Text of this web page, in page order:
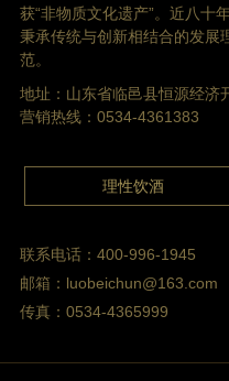
获“非物质文化遗产”。近八十
秉承传统与创新相结合的发展
范。
地址：山东省临邑县恒源经济
营销热线：0534-4361383
理性饮酒
联系电话：400-996-1945
邮箱：luobeichun@163.com
传真：0534-4365999